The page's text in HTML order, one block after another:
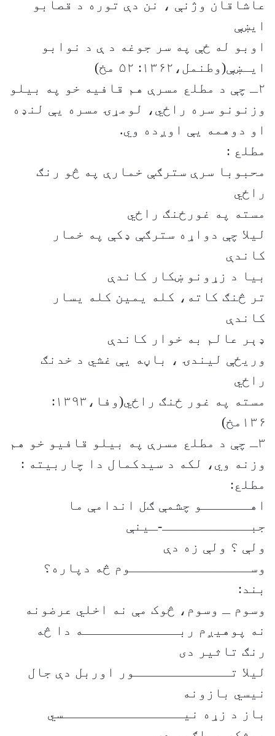
عاشاقان وژنې ، نن دې توره د قصابو
ایښې
اوبو له ځې په سر جوغه د ې د نوابو
ایـښې(وطنمل،۱۳۶۲: ۵۲ مخ)
۲ـ چې د مطلع مسرې هم قافیه خو په بیلو
وزنونو سره راځي، لومړۍ مسره یې لنډه
او دوهمه یې اوږده وي.
مطلع :
محبوبا سرې سترګې خمارې په څو رنګ
راځي
مسته په غورځنګ راځي
لیلا چې دواړه سترګې ډکې په خمار
کاندې
بیا د زړونو ښکار کاندې
تر څنګ کاته، کله یمین کله یسار
کاندې
ډېر عالم به خوار کاندې
وریځې لیندۍ ، باڼه یې غشي د خدنګ
راځي
مسته په غور ځنګ راځي(وفا،۱۳۹۳:
۱۳۶مخ)
۳ـ چې د مطلع مسرې په بیلو قافیو خو هم
وزنه وي، لکه د سیدکمال دا چاربیته :
مطلع:
اهــــــو چشمې ګل اندامې ما
جبـــــــــــ-ـینې
ولې ؟ ولې زه دې
وســـــــــــــــوم څه دپاره؟
بند:
وسوم ـ وسوم، څوک مې نه اخلي عرضونه
نه پوهیږم ربــــــــــــه دا څه
رنګ تاثیر دی
لیلا تــــــــــــور اوربل دې جال
نیسي بازونه
باز د زړه نیـــــــــــــــسي